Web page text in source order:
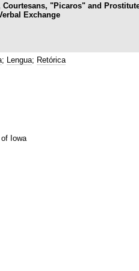
Courtesans, "Picaros" and
Exchange
; Lengua; Retórica
Iowa